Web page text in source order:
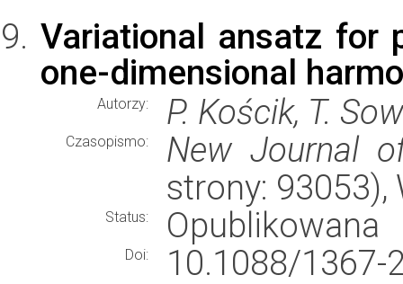
Variational ansatz for
one-dimensional
Autorzy: P. Kościk, T.
Czasopismo:
New Journal
strony:
Status: Opublikowana
Doi:
10.1088/